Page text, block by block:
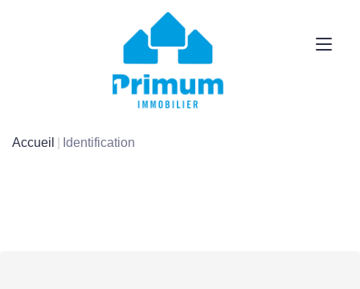
Accueil Identification